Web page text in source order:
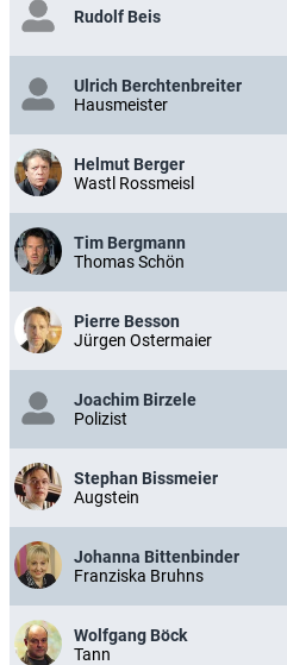
Rudolf Beis
Ulrich Berchtenbreiter
Hausmeister
Helmut Berger
Wastl Rossmeisl
Tim Bergmann
Thomas Schön
Pierre Besson
Jürgen Ostermaier
Joachim Birzele
Polizist
Stephan Bissmeier
Augstein
Johanna Bittenbinder
Franziska Bruhns
Wolfgang Böck
Tann